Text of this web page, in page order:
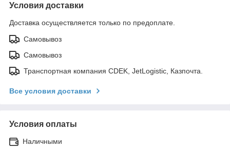
Условия доставки
Доставка осуществляется только по предоплате.
Самовывоз
Самовывоз
Транспортная компания CDEK, JetLogistic, Казпочта.
Все условия доставки
Условия оплаты
Наличными